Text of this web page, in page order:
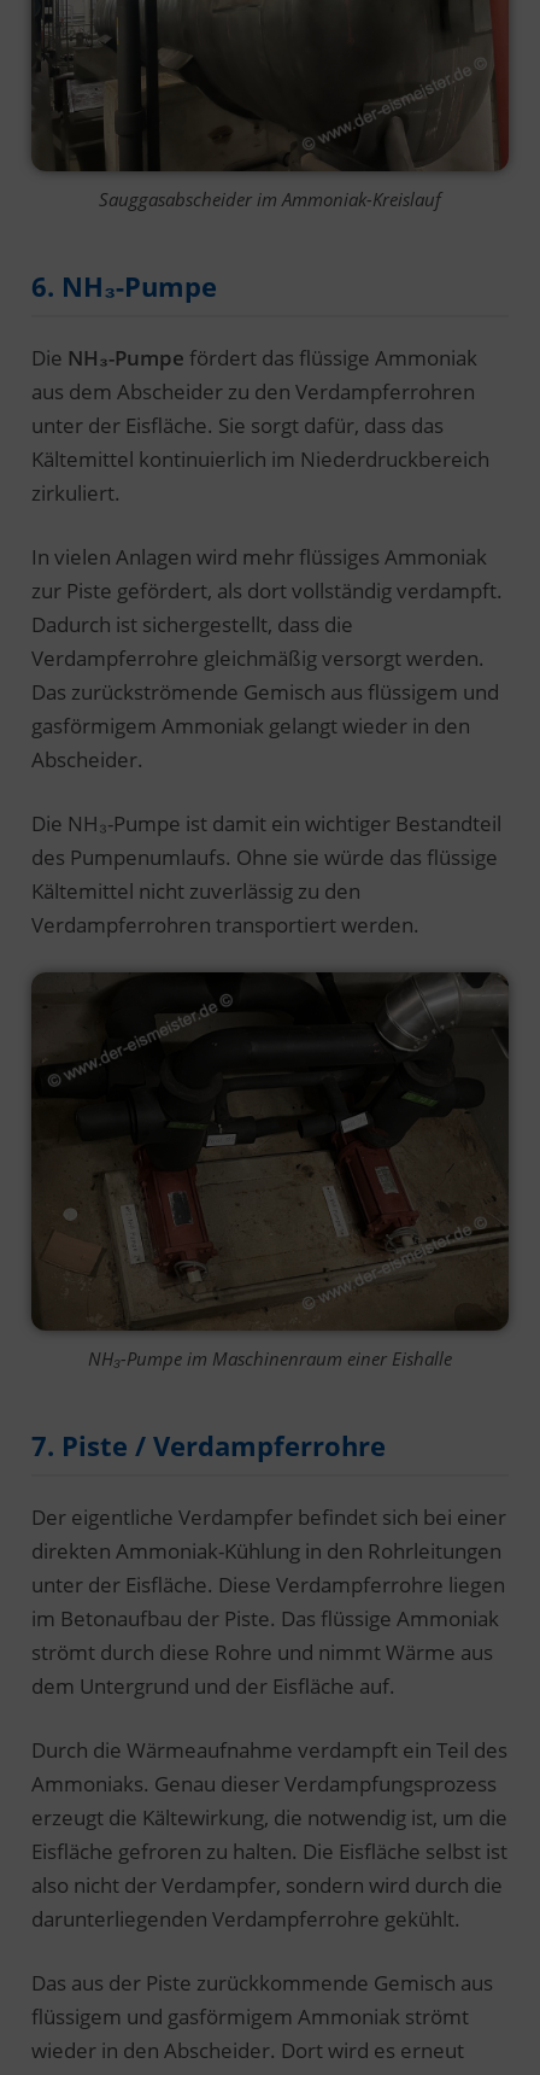
Sauggasabscheider im Ammoniak-Kreislauf
6. NH₃-Pumpe
Die NH₃-Pumpe fördert das flüssige Ammoniak
aus dem Abscheider zu den Verdampferrohren
unter der Eisfläche. Sie sorgt dafür, dass das
Kältemittel kontinuierlich im Niederdruckbereich
zirkuliert.
In vielen Anlagen wird mehr flüssiges Ammoniak
zur Piste gefördert, als dort vollständig verdampft.
Dadurch ist sichergestellt, dass die
Verdampferrohre gleichmäßig versorgt werden.
Das zurückströmende Gemisch aus flüssigem und
gasförmigem Ammoniak gelangt wieder in den
Abscheider.
Die NH₃-Pumpe ist damit ein wichtiger Bestandteil
des Pumpenumlaufs. Ohne sie würde das flüssige
Kältemittel nicht zuverlässig zu den
Verdampferrohren transportiert werden.
NH₃-Pumpe im Maschinenraum einer Eishalle
7. Piste / Verdampferrohre
Der eigentliche Verdampfer befindet sich bei einer
direkten Ammoniak-Kühlung in den Rohrleitungen
unter der Eisfläche. Diese Verdampferrohre liegen
im Betonaufbau der Piste. Das flüssige Ammoniak
strömt durch diese Rohre und nimmt Wärme aus
dem Untergrund und der Eisfläche auf.
Durch die Wärmeaufnahme verdampft ein Teil des
Ammoniaks. Genau dieser Verdampfungsprozess
erzeugt die Kältewirkung, die notwendig ist, um die
Eisfläche gefroren zu halten. Die Eisfläche selbst ist
also nicht der Verdampfer, sondern wird durch die
darunterliegenden Verdampferrohre gekühlt.
Das aus der Piste zurückkommende Gemisch aus
flüssigem und gasförmigem Ammoniak strömt
wieder in den Abscheider. Dort wird es erneut